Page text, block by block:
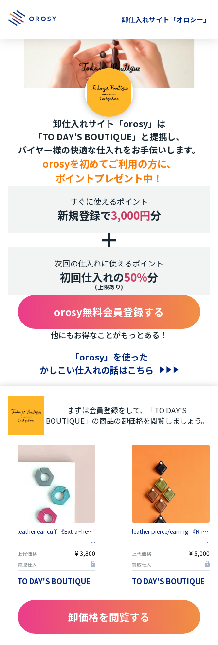
卸仕入れサイト「オロシー」
卸仕入れサイト「orosy」は
「TO DAY'S BOUTIQUE」と提携し、
バイヤー様の快適な仕入れをお手伝いします。
orosyを初めてご利用の方に、
ポイントプレゼント中！
すぐに使えるポイント
新規登録で3,000円分
次回の仕入れに使えるポイント
初回仕入れの50%分
(上限あり)
orosy無料会員登録する
他にもお得なことがもっとある！
「orosy」を使った
かしこい仕入れの話はこちら
まずは会員登録をして、「TO DAY'S
BOUTIQUE」の商品の卸価格を閲覧しましょう。
leather ear cuff 《Extra~hexagon~》
上代価格 ¥ 3,800
買取仕入
TO DAY'S BOUTIQUE
leather pierce/earring 《Rhombus》
上代価格 ¥ 5,000
買取仕入
TO DAY'S BOUTIQUE
卸価格を閲覧する